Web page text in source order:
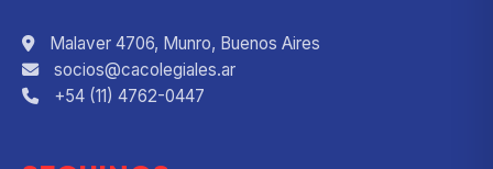
Malaver 4706, Munro, Buenos Aires
socios@cacolegiales.ar
+54 (11) 4762-0447